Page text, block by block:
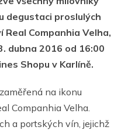
degustaci proslulých
Companhia Velha,
dubna 2016 od 16:00
Shopu v Karlíně.
na ikonu
Companhia Velha.
a portských vín, jejichž